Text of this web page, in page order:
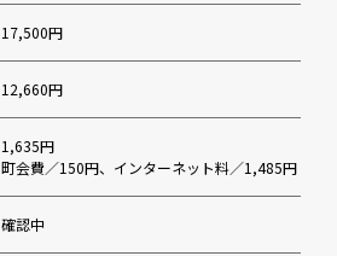
17,500円
12,660円
1,635円
町会費／150円、インターネット料／1,485円
確認中